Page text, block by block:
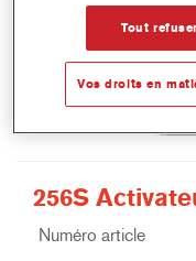
256S
Numéro article
Tout refuser
Vos droits en